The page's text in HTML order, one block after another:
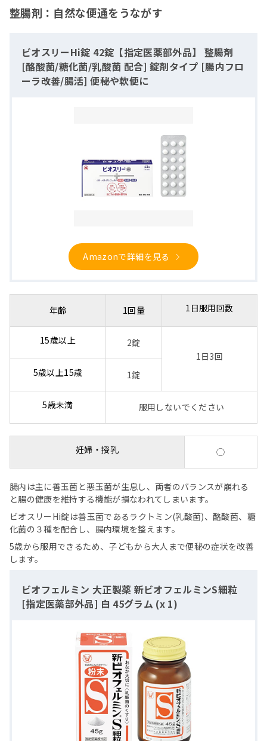
整腸剤：自然な便通をうながす
ビオスリーHi錠 42錠【指定医薬部外品】 整腸剤
[酪酸菌/糖化菌/乳酸菌 配合] 錠剤タイプ [腸内フロ
ーラ改善/腸活] 便秘や軟便に
Amazonで詳細を見る
年齢 1回量 1日服用回数
15歳以上
2錠
1日3回
5歳以上15歳
1錠
5歳未満 服用しないでください
妊婦・授乳 ◯
腸内は主に善玉菌と悪玉菌が生息し、両者のバランスが崩れる
と腸の健康を維持する機能が損なわれてしまいます。
ビオスリーHi錠は善玉菌であるラクトミン(乳酸菌)、酪酸菌、糖
化菌の３種を配合し、腸内環境を整えます。
5歳から服用できるため、子どもから大人まで便秘の症状を改善
します。
ビオフェルミン 大正製薬 新ビオフェルミンS細粒
[指定医薬部外品] 白 45グラム (x 1)